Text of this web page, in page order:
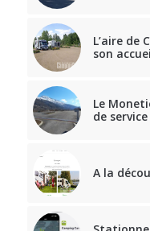
L’aire de
son
Le
de service
A la